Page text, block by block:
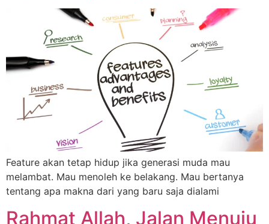
Feature akan tetap hidup jika generasi muda mau
melambat. Mau menoleh ke belakang. Mau bertanya
tentang apa makna dari yang baru saja dialami
Rahmat Allah, Jalan Menuju